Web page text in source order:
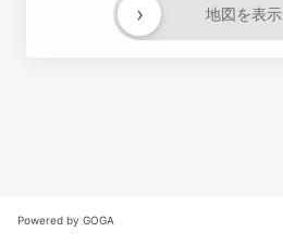
地図を表示
›
Powered by GOGA